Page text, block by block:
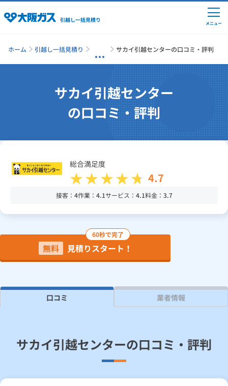
引越し一括見積り
引越しの準備
引越し費用の相場
引越し業者ランキング
引越し見積りシミュレーション
見積り依頼
Daigasコラム
メニュー
ホーム 引越し一括見積り サカイ引越センターの口コミ・評判
サカイ引越センター
の口コミ・評判
総合満足度
4.7
接客： 4作業： 4.1サービス： 4.1料金： 3.7
60秒で完了
無料 見積りスタート！
口コミ 業者情報
サカイ引越センターの口コミ・評判